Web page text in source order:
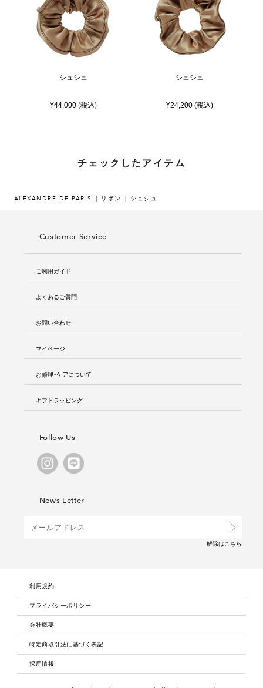
シュシュ
¥44,000 (税込)
シュシュ
¥24,200 (税込)
チェックしたアイテム
ALEXANDRE DE PARIS リボン シュシュ
Customer Service
ご利用ガイド
よくあるご質問
お問い合わせ
マイページ
お修理・ケアについて
ギフトラッピング
Follow Us
News Letter
解除は こちら
利用規約
プライバシーポリシー
会社概要
特定商取引法に基づく表記
採用情報